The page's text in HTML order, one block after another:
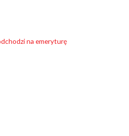
na emeryturę